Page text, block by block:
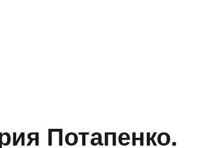
Потапенко.